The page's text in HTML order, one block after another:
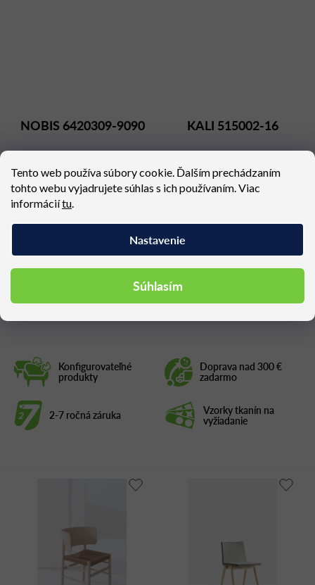
Tento web používa súbory cookie. Ďalším prechádzaním
tohto webu vyjadrujete súhlas s ich používaním. Viac
informáciítu.
Nastavenie
Súhlasím
Konfigurovateľné
produkty
Doprava nad 300 €
zadarmo
2-7 ročná záruka Vzorky tkanín na
vyžiadanie
NOBIS 6420309-9090
týždne)
1 380,06 €
KALI 515002-16
týždne)
2 601,45 €
Podobné produkty